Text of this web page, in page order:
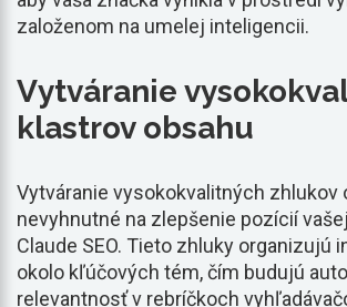
založenom na umelej inteligencii.
Vytváranie
klastrov obsahu
Vytváranie vysokokvalitných zhlukov
nevyhnutné na zlepšenie pozícií
Claude SEO. Tieto zhluky organizujú
okolo kľúčových tém, čím budujú
relevantnosť v rebríčkoch